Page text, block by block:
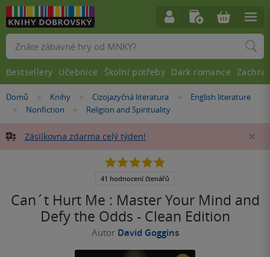
Nacházíte
Domů »Knihy »Cizojazyčná literatura »
English literature
»
Nonfiction »
Religion and Spirituality
Zásilkovna zdarma celý týden!
Can´t Hurt Me : Master Your Mind and
Defy the Odds - Clean Edition
Autor David Goggins
4.9
5
41 hodnocení čtenářů
Vyhledávání
Bestsellery Učebnice Školní potřeby Dark romance